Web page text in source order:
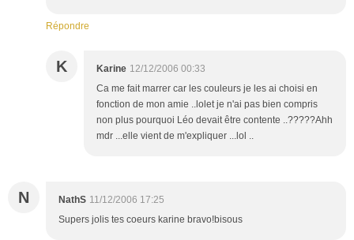
Répondre
K Karine 12/12/2006 00:33
Ca me fait marrer car les couleurs je les ai choisi en
fonction de mon amie ..lolet je n'ai pas bien compris
non plus pourquoi Léo devait être contente ..?????Ahh
mdr ...elle vient de m'expliquer ...lol ..
N NathS 11/12/2006 17:25
Supers jolis tes coeurs karine bravo!bisous